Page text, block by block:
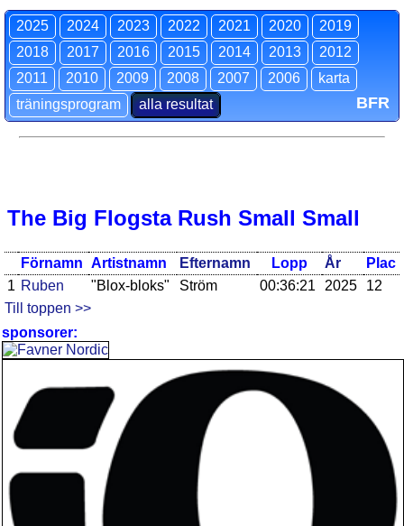
2025 2024 2023 2022 2021 2020
2019
2018
2017 2016 2015 2014 2013
2012
2011
2010 2009 2008 2007 2006
karta
träningsprogram
alla resultat BFR
The Big Flogsta Rush Small Small
Förnamn Artistnamn Efternamn Lopp År
Plac
1 Ruben "Blox-bloks" Ström 00:36:21 2025
12
Till toppen >>
sponsorer: